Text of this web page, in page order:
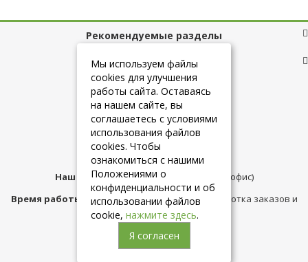
Рекомендуемые разделы
Полезные ссылки
+7 (925) 084-10-60
Наш адрес:Москва,ул.Плещеева д.12 (офис)
Время работы магазина:с 10:00 до 21:00 (обработка заказов и
консультация)
Мы используем файлы
cookies для улучшения
работы сайта. Оставаясь
на нашем сайте, вы
соглашаетесь с условиями
использования файлов
cookies. Чтобы
ознакомиться с нашими
Положениями о
конфиденциальности и об
использовании файлов
cookie, нажмите здесь.
Я согласен